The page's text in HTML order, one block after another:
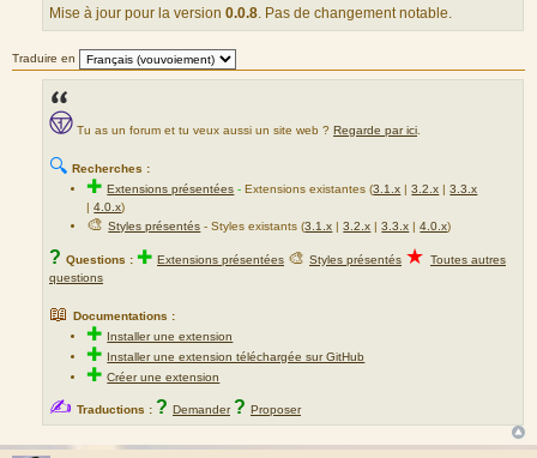
Mise à jour pour la version 0.0.8. Pas de changement notable.
Traduire en
Tu as un forum et tu veux aussi un site web ? Regarde par ici.
🔍 Recherches :
✚Extensions présentées - Extensions existantes (3.1.x |3.2.x |3.3.x
|4.0.x)
🎨Styles présentés - Styles existants (3.1.x |3.2.x |3.3.x |4.0.x)
? Questions : ✚ Extensions présentées 🎨 Styles présentés ★ Toutes autres
questions
📖 Documentations :
✚ Installer une extension
✚ Installer une extension téléchargée sur GitHub
✚Créer une extension
✍ Traductions : ? Demander ? Proposer